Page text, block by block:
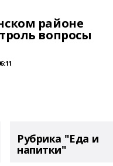
районе
вопросы
Рубрика "Еда и
напитки"